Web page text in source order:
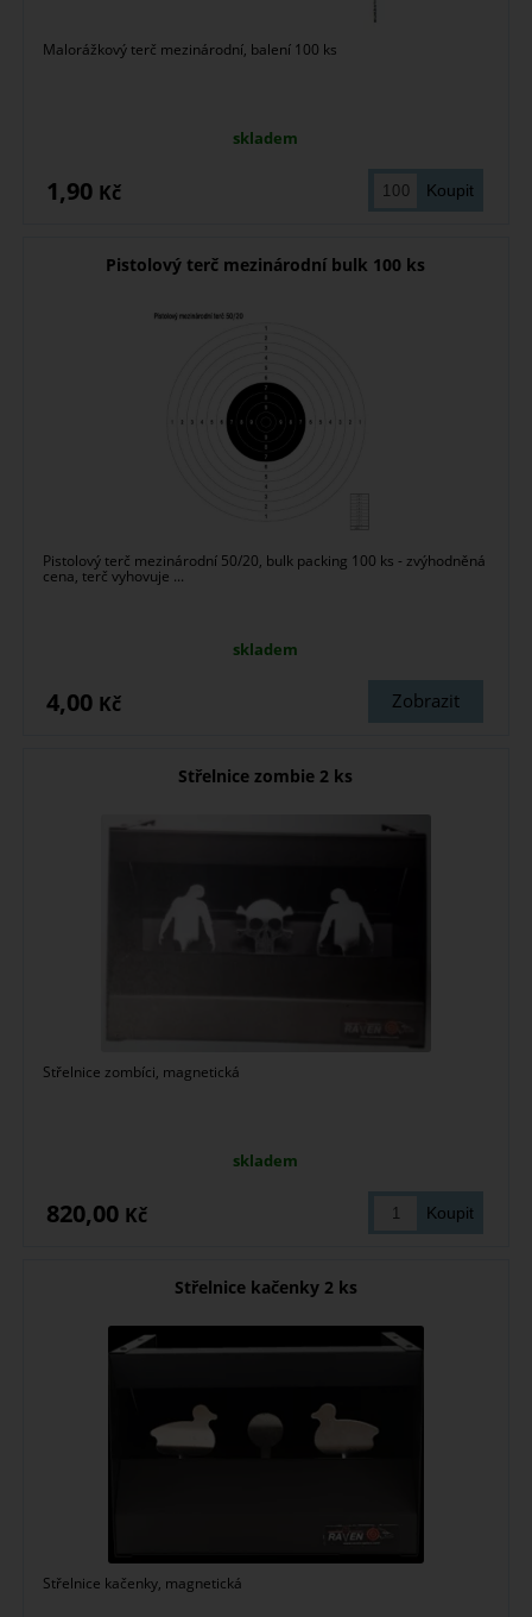
Malorážkový terč mezinárodní, balení 100 ks
skladem
1,90 Kč
Pistolový terč mezinárodní bulk 100 ks
Pistolový terč mezinárodní 50/20, bulk packing 100 ks - zvýhodněná
cena, terč vyhovuje ...
skladem
Zobrazit
4,00 Kč
Střelnice zombie 2 ks
Střelnice zombíci, magnetická
skladem
820,00 Kč
Střelnice kačenky 2 ks
Střelnice kačenky, magnetická